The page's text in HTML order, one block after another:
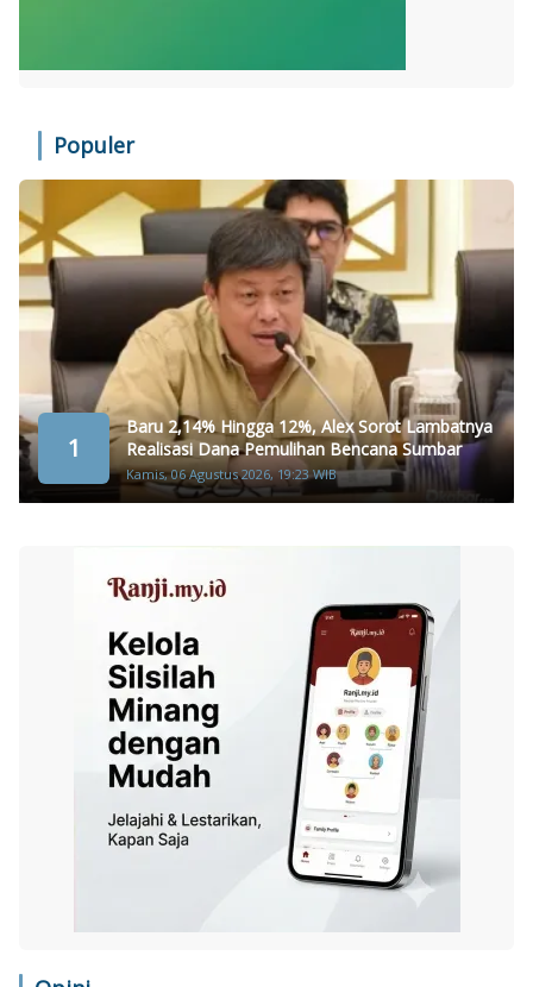
Populer
1
Baru 2,14% Hingga 12%, Alex Sorot Lambatnya
Realisasi Dana Pemulihan Bencana Sumbar
Kamis, 06 Agustus 2026, 19:23 WIB